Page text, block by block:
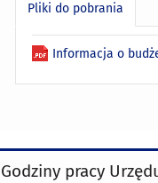
Pliki do pobrania
Informacja o
Godziny pracy